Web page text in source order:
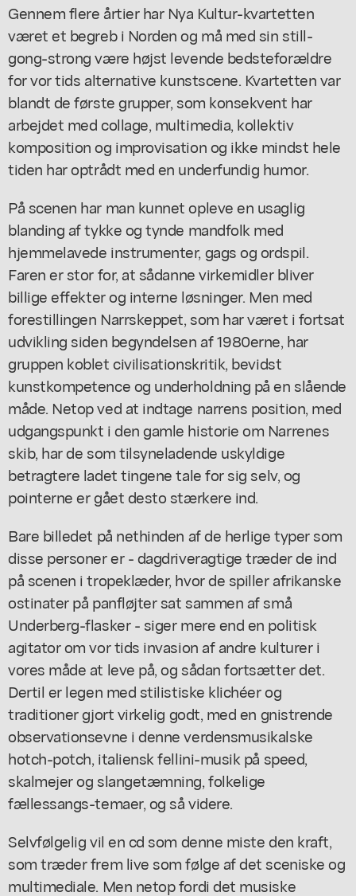
Gennem flere årtier har Nya Kultur-kvartetten
været et begreb i Norden og må med sin still-
gong-strong være højst levende bedsteforældre
for vor tids alternative kunstscene. Kvartetten var
blandt de første grupper, som konsekvent har
arbejdet med collage, multimedia, kollektiv
komposition og improvisation og ikke mindst hele
tiden har optrådt med en underfundig humor.
På scenen har man kunnet opleve en usaglig
blanding af tykke og tynde mandfolk med
hjemmelavede instrumenter, gags og ordspil.
Faren er stor for, at sådanne virkemidler bliver
billige effekter og interne løsninger. Men med
forestillingen Narrskeppet, som har været i fortsat
udvikling siden begyndelsen af 1980erne, har
gruppen koblet civilisationskritik, bevidst
kunstkompetence og underholdning på en slående
måde. Netop ved at indtage narrens position, med
udgangspunkt i den gamle historie om Narrenes
skib, har de som tilsyneladende uskyldige
betragtere ladet tingene tale for sig selv, og
pointerne er gået desto stærkere ind.
Bare billedet på nethinden af de herlige typer som
disse personer er - dagdriveragtige træder de ind
på scenen i tropeklæder, hvor de spiller afrikanske
ostinater på panfløjter sat sammen af små
Underberg-flasker - siger mere end en politisk
agitator om vor tids invasion af andre kulturer i
vores måde at leve på, og sådan fortsætter det.
Dertil er legen med stilistiske klichéer og
traditioner gjort virkelig godt, med en gnistrende
observationsevne i denne verdensmusikalske
hotch-potch, italiensk fellini-musik på speed,
skalmejer og slangetæmning, folkelige
fællessangs-temaer, og så videre.
Selvfølgelig vil en cd som denne miste den kraft,
som træder frem live som følge af det sceniske og
multimediale. Men netop fordi det musiske